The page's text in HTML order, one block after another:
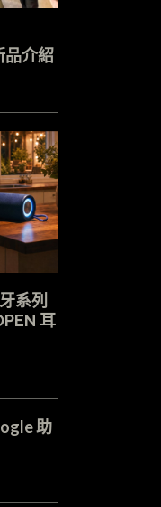
品介紹
系列
耳
助